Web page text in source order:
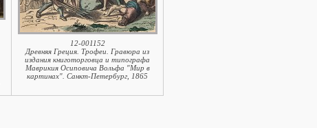
12-001152
Древняя Греция. Трофеи. Гравюра из
издания книготорговца и типографа
Маврикия Осиповича Вольфа "Мир в
картинах". Санкт-Петербург, 1865